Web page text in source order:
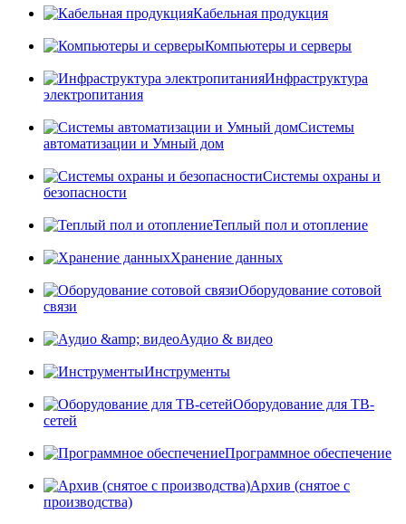
Кабельная продукция
Компьютеры и серверы
Инфраструктура
электропитания
Системы
автоматизации и Умный дом
Системы охраны и
безопасности
Теплый пол и отопление
Хранение данных
Оборудование сотовой
связи
Аудио & видео
Инструменты
Оборудование для ТВ-
сетей
Программное обеспечение
Архив (снятое с
производства)